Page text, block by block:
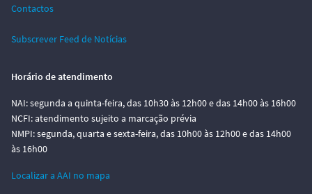
Contactos
Subscrever Feed de Notícias
Horário de atendimento
NAI: segunda a quinta-feira, das 10h30 às 12h00 e das 14h00 às 16h00
NCFI: atendimento sujeito a marcação prévia
NMPI: segunda, quarta e sexta-feira, das 10h00 às 12h00 e das 14h00
às 16h00
Localizar a AAI no mapa